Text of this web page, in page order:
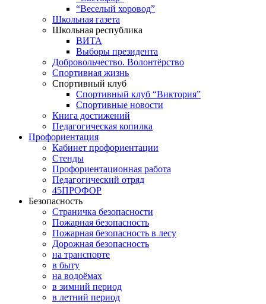
“Веселый хоровод”
Школьная газета
Школьная республика
ВИТА
Выборы президента
Добровольчество. Волонтёрство
Спортивная жизнь
Спортивный клуб
Спортивный клуб “Виктория”
Спортивные новости
Книга достижений
Педагогическая копилка
Профориентация
Кабинет профориентации
Стенды
Профориентационная работа
Педагогический отряд
45ПРОФОР
Безопасность
Страничка безопасности
Пожарная безопасность
Пожарная безопасность в лесу
Дорожная безопасность
на транспорте
в быту
на водоёмах
в зимний период
в летний период